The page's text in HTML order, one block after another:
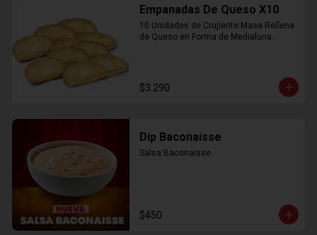
Empanadas De Queso X10
10 Unidades de Crujiente Masa Rellena
de Queso en Forma de Medialuna.
$3.290
Dip Baconaisse
Salsa Baconaisse
$450